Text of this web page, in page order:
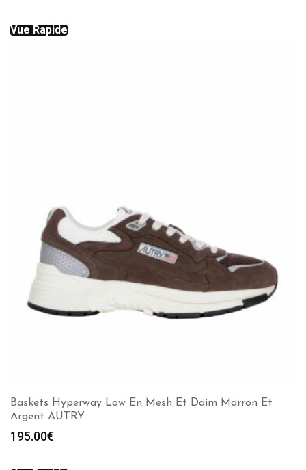
Vue Rapide
Baskets Hyperway Low En Mesh Et Daim Marron Et
Argent AUTRY
195.00€